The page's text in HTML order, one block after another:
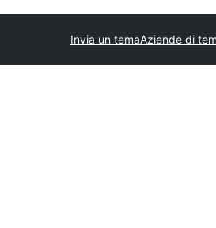
Invia un temaAziende di